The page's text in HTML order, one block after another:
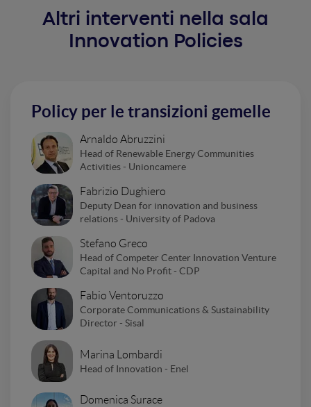
Altri interventi nella sala
Innovation Policies
Policy per le transizioni gemelle
Arnaldo Abruzzini
Head of Renewable Energy Communities
Activities - Unioncamere
Fabrizio Dughiero
Deputy Dean for innovation and business
relations - University of Padova
Stefano Greco
Head of Competer Center Innovation Venture
Capital and No Profit - CDP
Fabio Ventoruzzo
Corporate Communications & Sustainability
Director - Sisal
Marina Lombardi
Head of Innovation - Enel
Domenica Surace